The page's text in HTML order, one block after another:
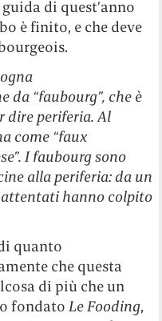
di quest’anno
è finito, e che deve
da “faubourg”, che è
dire periferia. Al
come “faux
I faubourg sono
alla periferia: da un
hanno colpito
quanto
che questa
di più che un
fondatoLe Fooding,